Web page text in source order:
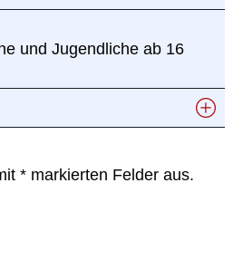
und Jugendliche ab 16
* markierten Felder aus.